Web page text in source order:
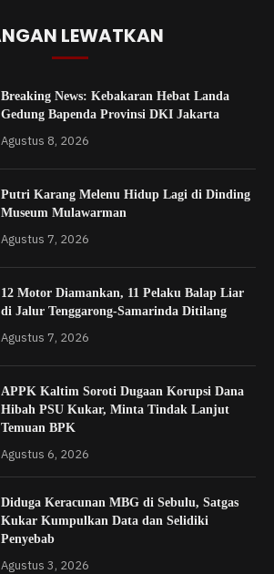
LEWATKAN
Breaking News: Kebakaran Hebat Landa
Gedung Bapenda Provinsi DKI Jakarta
Agustus 8, 2026
Putri Karang Melenu Hidup Lagi di Dinding
Museum Mulawarman
Agustus 7, 2026
12 Motor Diamankan, 11 Pelaku Balap Liar
di Jalur Tenggarong-Samarinda Ditilang
Agustus 7, 2026
APPK Kaltim Soroti Dugaan Korupsi Dana
Hibah PSU Kukar, Minta Tindak Lanjut
Temuan BPK
Agustus 6, 2026
Diduga Keracunan MBG di Sebulu, Satgas
Kukar Kumpulkan Data dan Selidiki
Penyebab
Agustus 3, 2026